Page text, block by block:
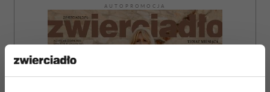
AUTOPROMOCJA